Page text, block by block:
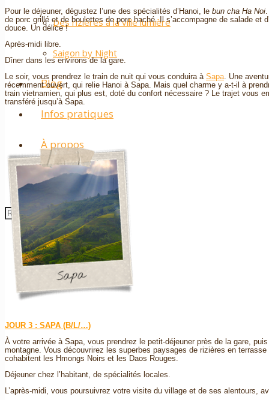
Des rizières à la ville lumière
Saigon by Night
Blog
Infos pratiques
À propos
Contact
Pour le déjeuner, dégustez l’une des spécialités d’Hanoi, le bun cha Ha Noi
de porc grillé et de boulettes de porc haché. Il s’accompagne de salade et
douce. Un délice !
Après-midi libre.
Dîner dans les environs de la gare.
Le soir, vous prendrez le train de nuit qui vous conduira à Sapa . Une
récemment ouvert, qui relie Hanoi à Sapa. Mais quel charme y a-t-il à
train vietnamien, qui plus est, doté du confort nécessaire ? Le trajet vous
transféré jusqu’à Sapa.
JOUR 3 : SAPA (B/L/…)
À votre arrivée à Sapa, vous prendrez le petit-déjeuner près de la gare,
montagne. Vous découvrirez les superbes paysages de rizières en
cohabitent les Hmongs Noirs et les Daos Rouges.
Déjeuner chez l’habitant, de spécialités locales.
L’après-midi, vous poursuivrez votre visite du village et de ses alentours,